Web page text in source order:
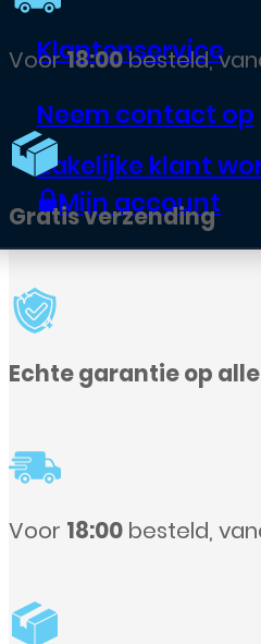
Klantenservice
Neem contact op
Zakelijke klant
Mijn account
verstuurd
assortiment
verstuurd